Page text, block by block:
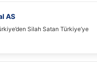
AS
Silah Satan Türkiye’ye